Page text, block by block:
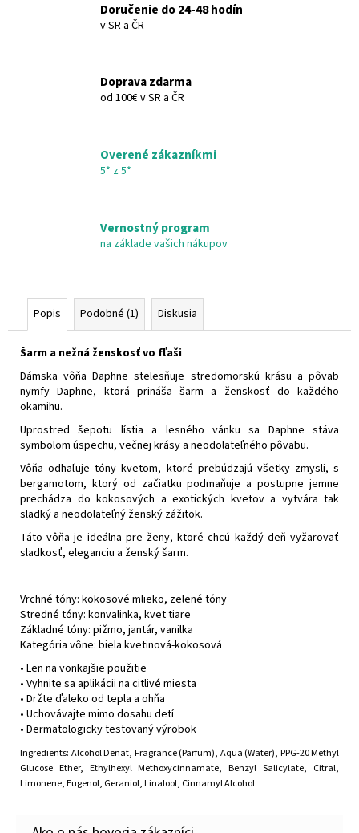
Doručenie do 24-48 hodín
v SR a ČR
Doprava zdarma
od 100€ v SR a ČR
Overené zákazníkmi
5* z 5*
Vernostný program
na základe vašich nákupov
Popis Podobné (1) Diskusia
Šarm a nežná ženskosť vo fľaši
Dámska vôňa Daphne stelesňuje stredomorskú krásu a pôvab
nymfy Daphne, ktorá prináša šarm a ženskosť do každého
okamihu.
Uprostred šepotu lístia a lesného vánku sa Daphne stáva
symbolom úspechu, večnej krásy a neodolateľného pôvabu.
Vôňa odhaľuje tóny kvetom, ktoré prebúdzajú všetky zmysli, s
bergamotom, ktorý od začiatku podmaňuje a postupne jemne
prechádza do kokosových a exotických kvetov a vytvára tak
sladký a neodolateľný ženský zážitok.
Táto vôňa je ideálna pre ženy, ktoré chcú každý deň vyžarovať
sladkosť, eleganciu a ženský šarm.
Vrchné tóny: kokosové mlieko, zelené tóny
Stredné tóny: konvalinka, kvet tiare
Základné tóny: pižmo, jantár, vanilka
Kategória vône: biela kvetinová-kokosová
• Len na vonkajšie použitie
• Vyhnite sa aplikácii na citlivé miesta
• Držte ďaleko od tepla a ohňa
• Uchovávajte mimo dosahu detí
• Dermatologicky testovaný výrobok
Ingredients: Alcohol Denat, Fragrance (Parfum), Aqua (Water), PPG-20 Methyl
Glucose Ether, Ethylhexyl Methoxycinnamate, Benzyl Salicylate, Citral,
Limonene, Eugenol, Geraniol, Linalool, Cinnamyl Alcohol